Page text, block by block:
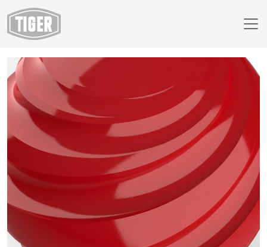
Webshop
29/30451 - RAL 3020 Verkehrsrot